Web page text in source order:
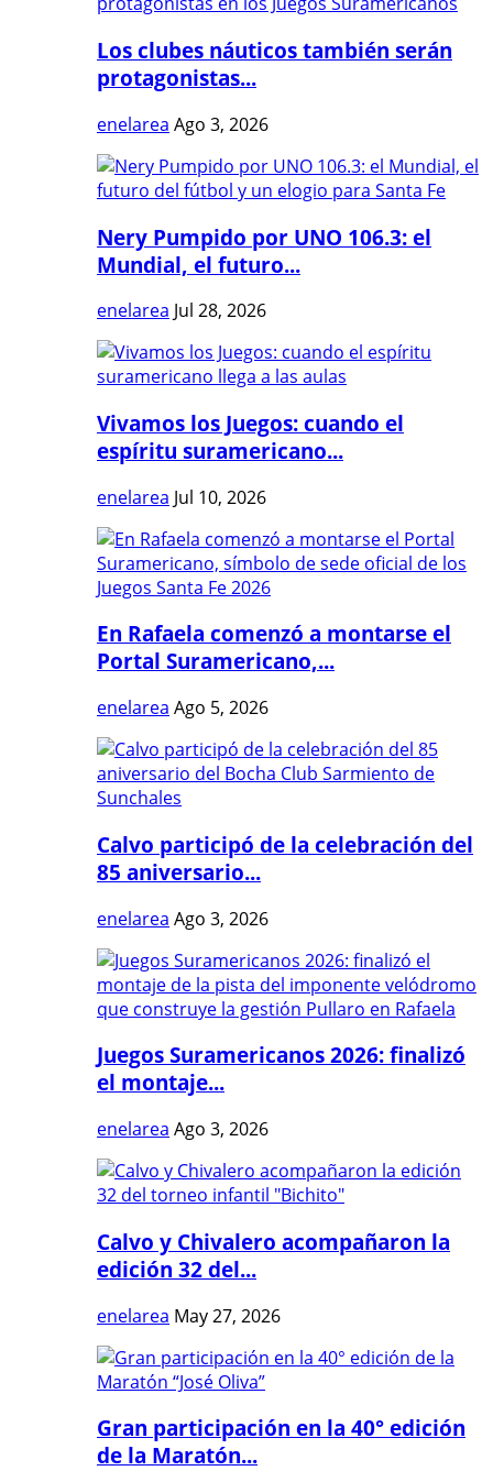
Los clubes náuticos también serán
protagonistas...
enelarea Ago 3, 2026
Nery Pumpido por UNO 106.3: el
Mundial, el futuro...
enelarea Jul 28, 2026
Vivamos los Juegos: cuando el
espíritu suramericano...
enelarea Jul 10, 2026
En Rafaela comenzó a montarse el
Portal Suramericano,...
enelarea Ago 5, 2026
Calvo participó de la celebración del
85 aniversario...
enelarea Ago 3, 2026
Juegos Suramericanos 2026: finalizó
el montaje...
enelarea Ago 3, 2026
Calvo y Chivalero acompañaron la
edición 32 del...
enelarea May 27, 2026
Gran participación en la 40° edición
de la Maratón...